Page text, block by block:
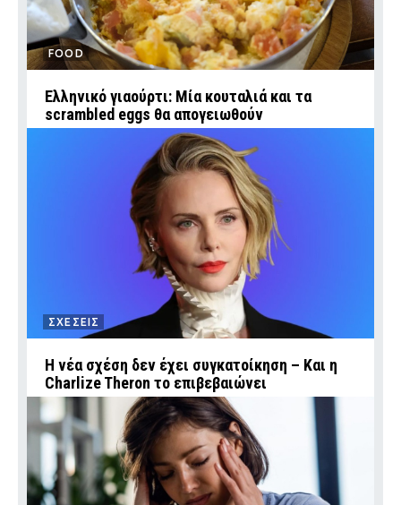
FOOD
Ελληνικό γιαούρτι: Μία κουταλιά και τα
scrambled eggs θα απογειωθούν
ΣΧΕΣΕΙΣ
Η νέα σχέση δεν έχει συγκατοίκηση – Και η
Charlize Theron το επιβεβαιώνει